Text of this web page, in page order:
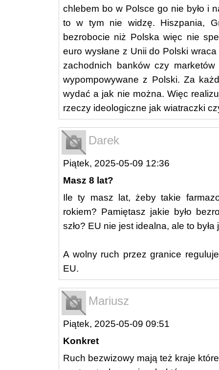
chlebem bo w Polsce go nie było i
to w tym nie widzę. Hiszpania,
bezrobocie niż Polska więc nie
euro wysłane z Unii do Polski
zachodnich banków czy
wypompowywane z Polski. Za
wydać a jak nie można. Więc
rzeczy ideologiczne jak wiatraczki
Darek
Piątek, 2025-05-09 12:36
Masz 8 lat?
Ile ty masz lat, żeby takie
rokiem? Pamiętasz jakie było
szło? EU nie jest idealna, ale to
A wolny ruch przez granice
EU.
Mariusz
Piątek, 2025-05-09 09:51
Konkret
Ruch bezwizowy mają też kraje